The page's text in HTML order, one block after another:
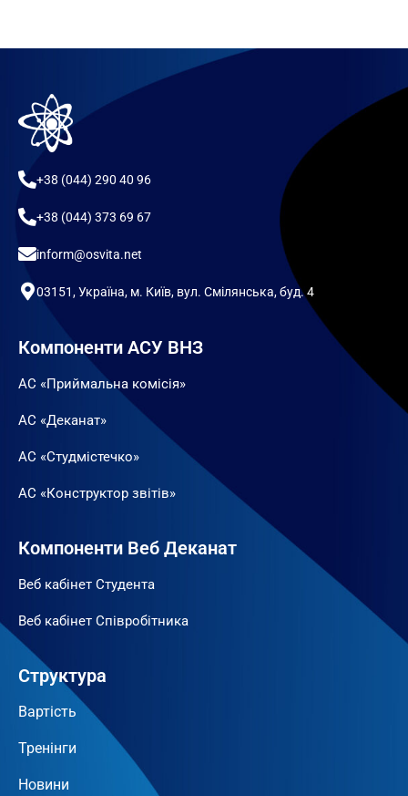
+38 (044) 290 40 96
+38 (044) 373 69 67
inform@osvita.net
03151, Україна, м. Київ, вул. Смілянська, буд. 4
Компоненти АСУ ВНЗ
АС «Приймальна комісія»
АС «Деканат»
АС «Студмістечко»
АС «Конструктор звітів»
Компоненти Веб Деканат
Веб кабінет Студента
Веб кабінет Співробітника
Структура
Вартість
Тренінги
Новини